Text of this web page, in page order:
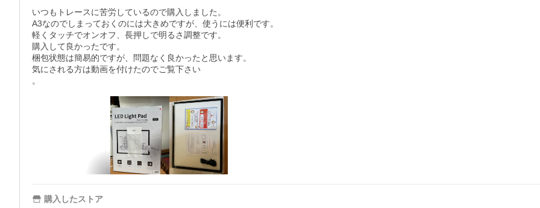
いつもトレースに苦労しているので購入しました。
A3なのでしまっておくのには大きめですが、使うには便利です。
軽くタッチでオンオフ、長押しで明るさ調整です。
購入して良かったです。
梱包状態は簡易的ですが、問題なく良かったと思います。
気にされる方は動画を付けたのでご覧下さい
。
購入したストア